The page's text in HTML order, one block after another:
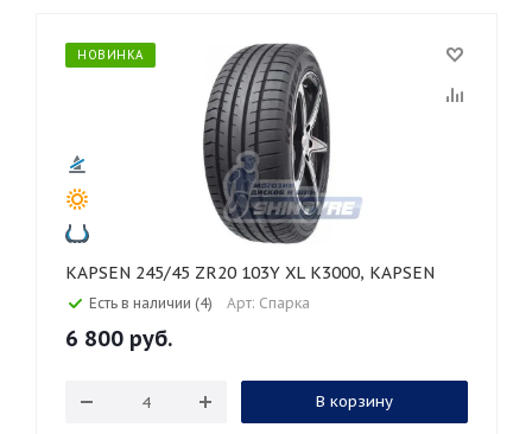
265 275 285 295
30 40 45
60 75
НОВИНКА
KAPSEN 245/45 ZR20 103Y XL K3000, KAPSEN
Есть в наличии (4) Арт: Спарка
6 800 руб.
В корзину